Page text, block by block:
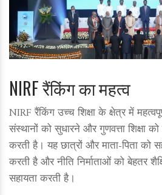
NIRF रैंकिंग का महत्व
NIRF रैंकिंग उच्च शिक्षा के क्षेत्र में
संस्थानों को सुधारने और गुणवत्ता शिक्षा
करती है। यह छात्रों और माता-पिता
करती है और नीति निर्माताओं को बेहतर
सहायता करती है।